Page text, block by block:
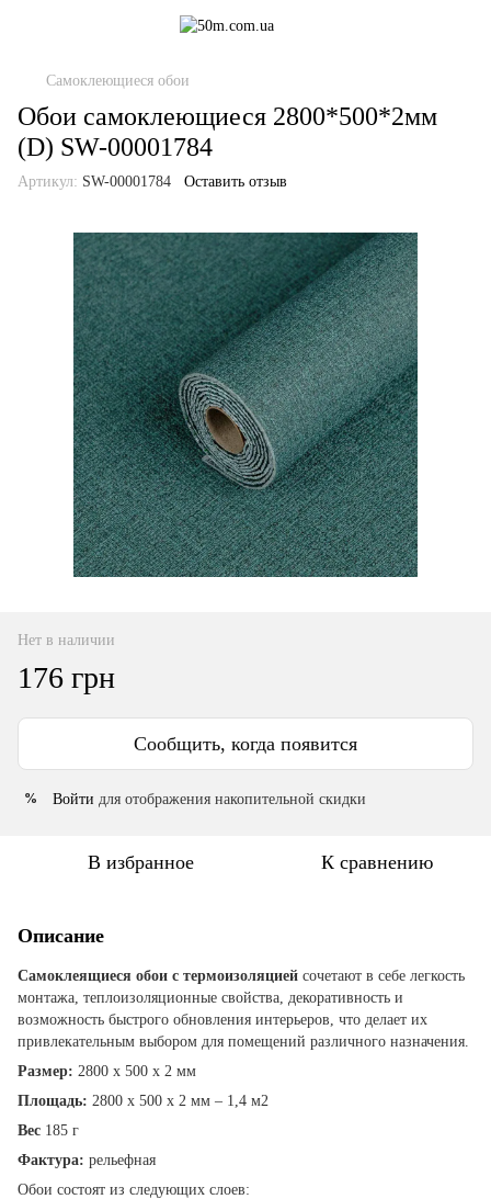
Самоклеющиеся обои
Обои самоклеющиеся 2800*500*2мм
(D) SW-00001784
Артикул: SW-00001784 Оставить отзыв
Нет в наличии
176 грн
Сообщить, когда появится
% Войти для отображения накопительной скидки
В избранное К сравнению
Описание
Самоклеящиеся обои с термоизоляцией сочетают в себе легкость
монтажа, теплоизоляционные свойства, декоративность и
возможность быстрого обновления интерьеров, что делает их
привлекательным выбором для помещений различного назначения.
Размер: 2800 х 500 х 2 мм
Площадь: 2800 х 500 х 2 мм – 1,4 м2
Вес 185 г
Фактура: рельефная
Обои состоят из следующих слоев: